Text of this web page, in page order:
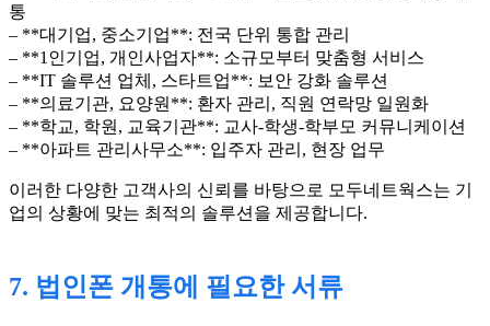
통
– **대기업, 중소기업**: 전국 단위 통합 관리
– **1인기업, 개인사업자**: 소규모부터 맞춤형 서비스
– **IT 솔루션 업체, 스타트업**: 보안 강화 솔루션
– **의료기관, 요양원**: 환자 관리, 직원 연락망 일원화
– **학교, 학원, 교육기관**: 교사-학생-학부모 커뮤니케이션
– **아파트 관리사무소**: 입주자 관리, 현장 업무
이러한 다양한 고객사의 신뢰를 바탕으로 모두네트웍스는 기
업의 상황에 맞는 최적의 솔루션을 제공합니다.
7. 법인폰 개통에 필요한 서류